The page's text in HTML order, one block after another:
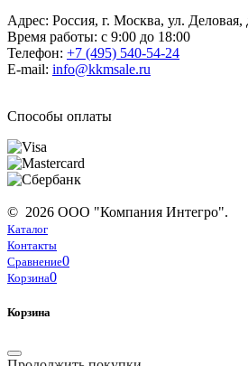
Адрес: Россия, г. Москва, ул. Деловая,
Время работы: с 9:00 до 18:00
Телефон: +7 (495) 540-54-24
E-mail: info@kkmsale.ru
Способы оплаты
© 2026 ООО "Компания Интегро".
Каталог
Контакты
Сравнение0
Корзина0
Корзина